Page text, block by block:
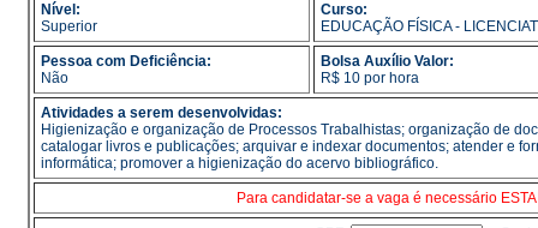
Nível:
Superior
Curso:
EDUCAÇÃO FÍSICA -
Pessoa com Deficiência:
Não
Bolsa Auxílio Valor:
R$ 10 por hora
Atividades a serem desenvolvidas:
Higienização e organização de Processos Trabalhistas; organização de
catalogar livros e publicações; arquivar e indexar documentos; atender e
informática; promover a higienização do acervo bibliográfico.
Para candidatar-se a vaga é necessário